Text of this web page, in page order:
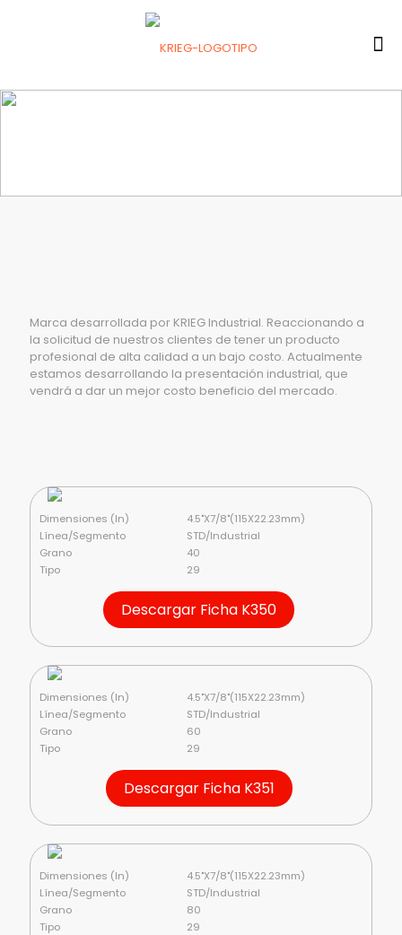
Marca desarrollada por KRIEG Industrial. Reaccionando a
la solicitud de nuestros clientes de tener un producto
profesional de alta calidad a un bajo costo. Actualmente
estamos desarrollando la presentación industrial, que
vendrá a dar un mejor costo beneficio del mercado.
Dimensiones (In)
4.5"X7/8"(115X22.23mm)
Línea/Segmento
STD/Industrial
Grano
40
Tipo
29
Descargar Ficha K350
Dimensiones (In)
4.5"X7/8"(115X22.23mm)
Línea/Segmento
STD/Industrial
Grano
60
Tipo
29
Descargar Ficha K351
Dimensiones (In)
4.5"X7/8"(115X22.23mm)
Línea/Segmento
STD/Industrial
Grano
80
Tipo
29